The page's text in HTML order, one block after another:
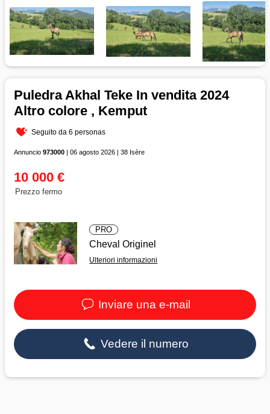
Puledra Akhal Teke In vendita 2024
Altro colore , Kemput
Seguito da 6 personas
Annuncio 973000 | 06 agosto 2026 | 38 Isère
10 000 €
Prezzo fermo
PRO
Cheval Originel
Ulteriori informazioni
Inviare una e-mail
Vedere il numero